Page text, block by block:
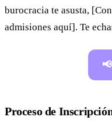
burocracia te asusta,
admisiones aquí]. Te
Proceso de